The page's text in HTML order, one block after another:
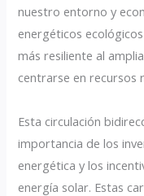
nuestro entorno y
energéticos
más resiliente al
centrarse en recursos
Esta circulación
importancia de los
energética y los
energía solar. Estas